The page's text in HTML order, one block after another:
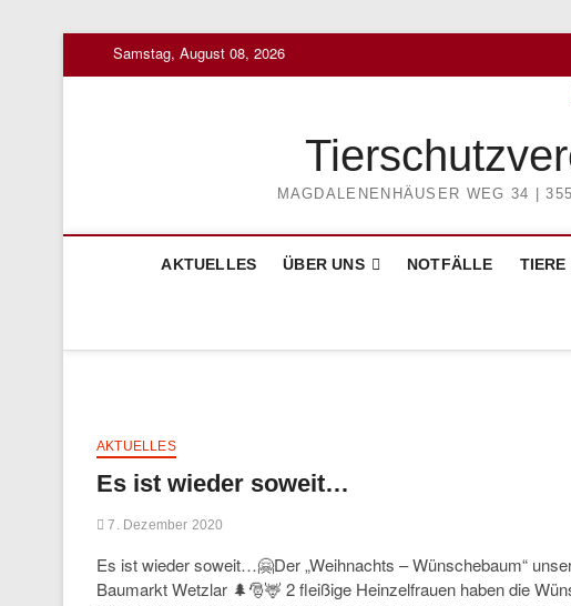
Samstag, August 08, 2026
MAGDALENENHÄUSER WEG 34 |
AKTUELLES ÜBER UNS NOTFÄLLE TIERE
AKTUELLES
Es ist wieder soweit…
7. Dezember 2020
Es ist wieder soweit…🤗Der „Weihnachts – Wünschebaum“
Baumarkt Wetzlar 🌲🎅🦌 2 fleißige Heinzelfrauen haben die